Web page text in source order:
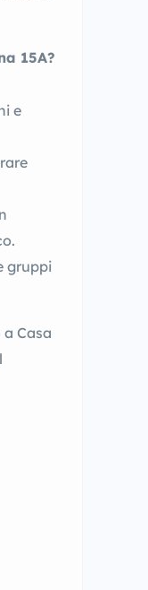
15A?
e
gruppi
Casa